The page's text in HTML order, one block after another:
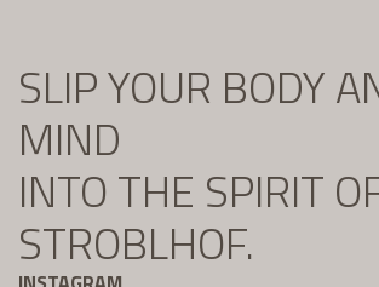
SLIP YOUR BODY
MIND
INTO THE SPIRIT
STROBLHOF.